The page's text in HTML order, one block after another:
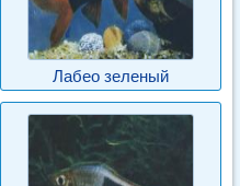
Лабео зеленый